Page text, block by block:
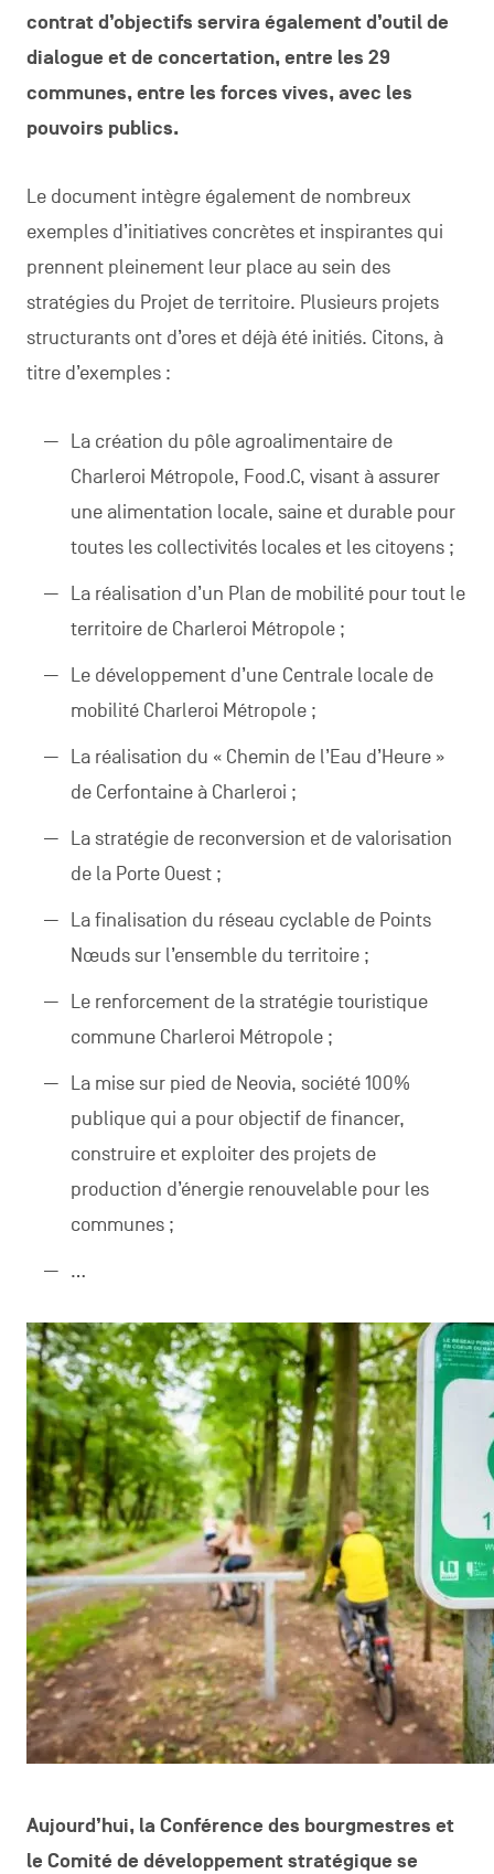
contrat d’objectifs servira également d’outil de
dialogue et de concertation, entre les 29
communes, entre les forces vives, avec les
pouvoirs publics.
Le document intègre également de nombreux
exemples d’initiatives concrètes et inspirantes qui
prennent pleinement leur place au sein des
stratégies du Projet de territoire. Plusieurs projets
structurants ont d’ores et déjà été initiés. Citons, à
titre d’exemples :
La création du pôle agroalimentaire de
Charleroi Métropole, Food.C, visant à assurer
une alimentation locale, saine et durable pour
toutes les collectivités locales et les citoyens ;
La réalisation d’un Plan de mobilité pour tout le
territoire de Charleroi Métropole ;
Le développement d’une Centrale locale de
mobilité Charleroi Métropole ;
La réalisation du « Chemin de l’Eau d’Heure »
de Cerfontaine à Charleroi ;
La stratégie de reconversion et de valorisation
de la Porte Ouest ;
La finalisation du réseau cyclable de Points
Nœuds sur l’ensemble du territoire ;
Le renforcement de la stratégie touristique
commune Charleroi Métropole ;
La mise sur pied de Neovia, société 100%
publique qui a pour objectif de financer,
construire et exploiter des projets de
production d’énergie renouvelable pour les
communes ;
…
Aujourd’hui, la Conférence des bourgmestres et
le Comité de développement stratégique se